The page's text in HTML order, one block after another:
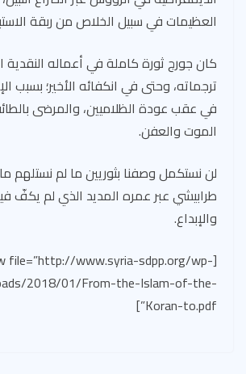
العظيمات في سبيل الخلاص من ربقة
كان جورج ثورة كاملة في أعماله النقدية
ترجماته، وحتى في انكفائه الأخير؛ بسبب
في عقب عودة الظلاميين، والمرضى
الموت والعفن.
لن نستكمل وصفنا بثوريين ما لم نستلهم
طرابيشي عبر عمره المديد الذي لم يكفّ
والإبداع.
file=”http://www.syria-sdpp.org/wp-
2018/01/From-the-Islam-of-the-
Koran-to.pdf”]